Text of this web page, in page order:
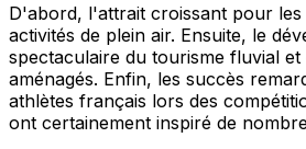
D'abord, l'attrait croissant pour
activités de plein air. Ensuite, le
spectaculaire du tourisme fluvial
aménagés. Enfin, les succès
athlètes français lors des
ont certainement inspiré de